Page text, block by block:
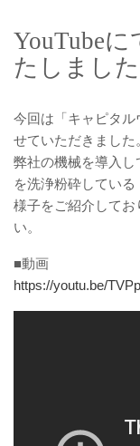
YouTube
たしました
今回は「キャピタル
せていただきました
弊社の機械を導入
を洗浄粉砕している
様子をご紹介してお
い。
■動画
https://youtu.be/